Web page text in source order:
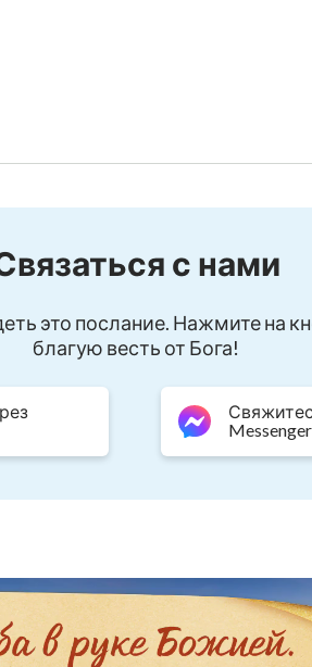
с нами
это послание. Нажмите на
благую весть от Бога!
Messenger